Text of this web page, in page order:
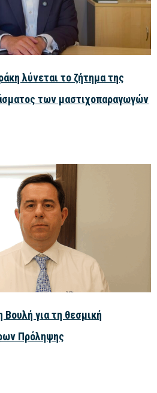
λύνεται το ζήτημα της
των μαστιχοπαραγωγών
για τη θεσμική
Πρόληψης